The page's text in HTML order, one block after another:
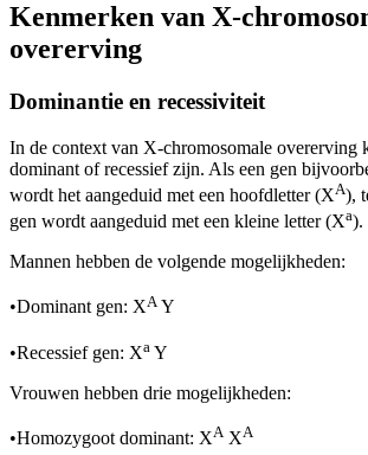
Kenmerken van X-
overerving
Dominantie en recessiviteit
In de context van X-chromosomale overerving
dominant of recessief zijn. Als een gen
wordt het aangeduid met een hoofdletter (XA),
gen wordt aangeduid met een kleine letter (Xa).
Mannen hebben de volgende mogelijkheden:
•Dominant gen: XAY
•Recessief gen: Xa Y
Vrouwen hebben drie mogelijkheden:
•Homozygoot dominant: XAXA